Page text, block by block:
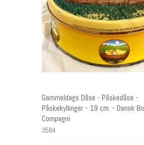
Gammeldags Dåse - Påskedåse -
Påskekyllinger - 19 cm. - Dansk
Compagni
3584